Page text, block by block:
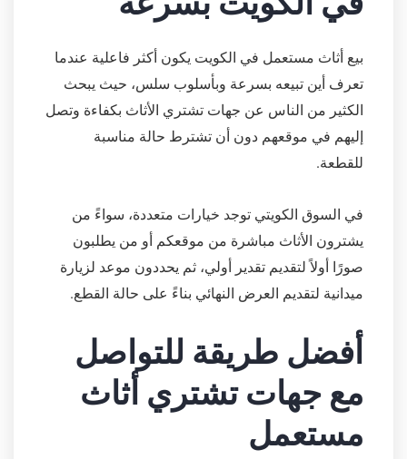
بيع أثاث مستعمل في الكويت يكون أكثر فاعلية عندما
تعرف أين تبيعه بسرعة وبأسلوب سلس، حيث يبحث
الكثير من الناس عن جهات تشتري الأثاث بكفاءة وتصل
إليهم في موقعهم دون أن تشترط حالة مناسبة
للقطعة.
في السوق الكويتي توجد خيارات متعددة، سواءً من
يشترون الأثاث مباشرة من موقعكم أو من يطلبون
صورًا أولاً لتقديم تقدير أولي، ثم يحددون موعد لزيارة
ميدانية لتقديم العرض النهائي بناءً على حالة القطع.
أفضل طريقة للتواصل
مع جهات تشتري أثاث
مستعمل